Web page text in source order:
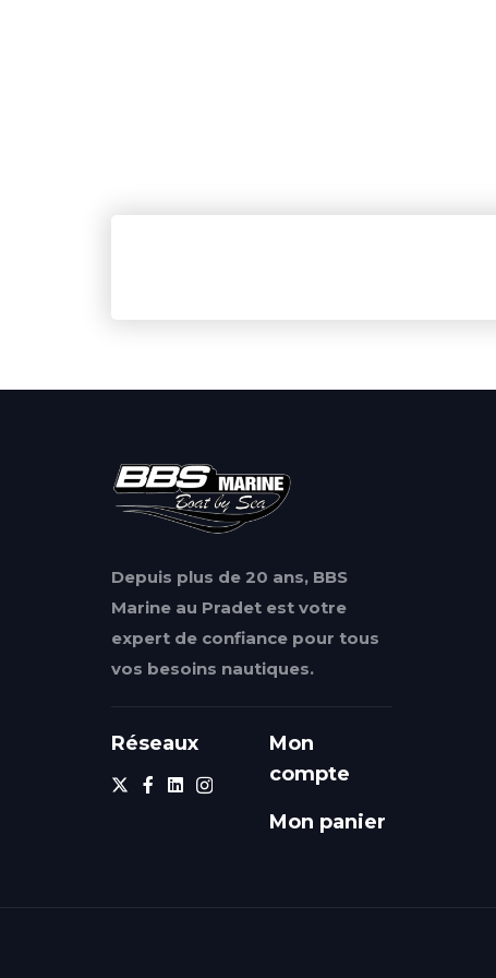
Depuis plus de 20 ans, BBS
Marine au Pradet est votre
expert de confiance pour tous
vos besoins nautiques.
Réseaux
Mon
compte
Mon panier